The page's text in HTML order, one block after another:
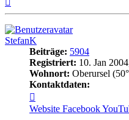
oben
StefanK
Beiträge: 5904
Registriert: 10. Jan
Wohnort: Oberursel
Kontaktdaten:
von
Website Facebook